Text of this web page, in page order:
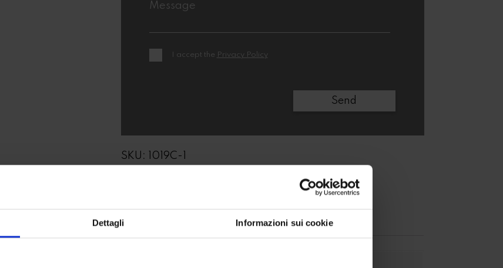
Dettagli Informazioni sui cookie
I accept the Privacy Policy
SKU: 1019C-1